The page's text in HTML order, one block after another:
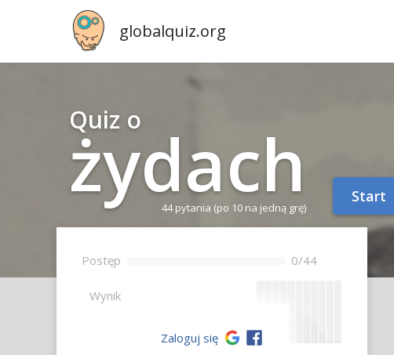
globalquiz.org
Quiz o
żydach
44 pytania (po 10 na jedną grę)
Start
Postęp 0/44
Wynik
Zaloguj się